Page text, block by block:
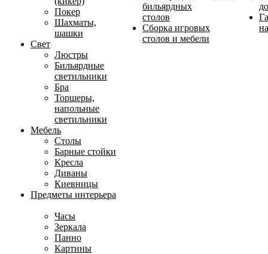
Покер
Шахматы,
шашки
Свет
Люстры
Бильярдные
светильники
Бра
Торшеры,
напольные
светильники
Мебель
Столы
Барные стойки
Кресла
Диваны
Киевницы
Предметы интерьера
Часы
Зеркала
Панно
Картины
бильярдных
столов
Сборка игровых
столов и мебели